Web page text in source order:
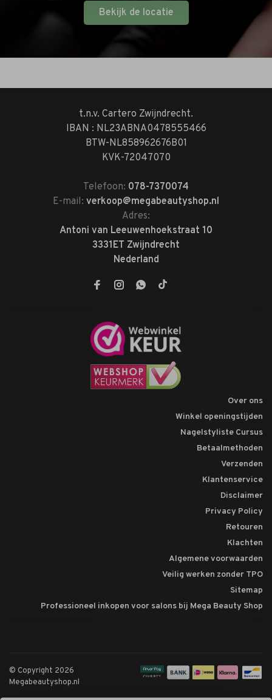
Bekijk de locatie
t.n.v. Cartero Zwijndrecht.
IBAN : NL23ABNA0478555466
BTW-NL858962676B01
KVK-72047070
Telefoon: 078-7370074
E-mail: verkoop@megabeautyshop.nl
Adres:
Antoni van Leeuwenhoekstraat 10
3331ET Zwijndrecht
Nederland
Over ons
Winkel openingstijden
Nagelstyliste Cursus
Betaalmethoden
Verzenden
Klantenservice
Disclaimer
Privacy Policy
Retouren
Klachten
Algemene voorwaarden
Veilig werken zonder TPO
Sitemap
Professioneel inkopen voor salons bij Mega Beauty Shop
© Copyright 2026
Megabeautyshop.nl